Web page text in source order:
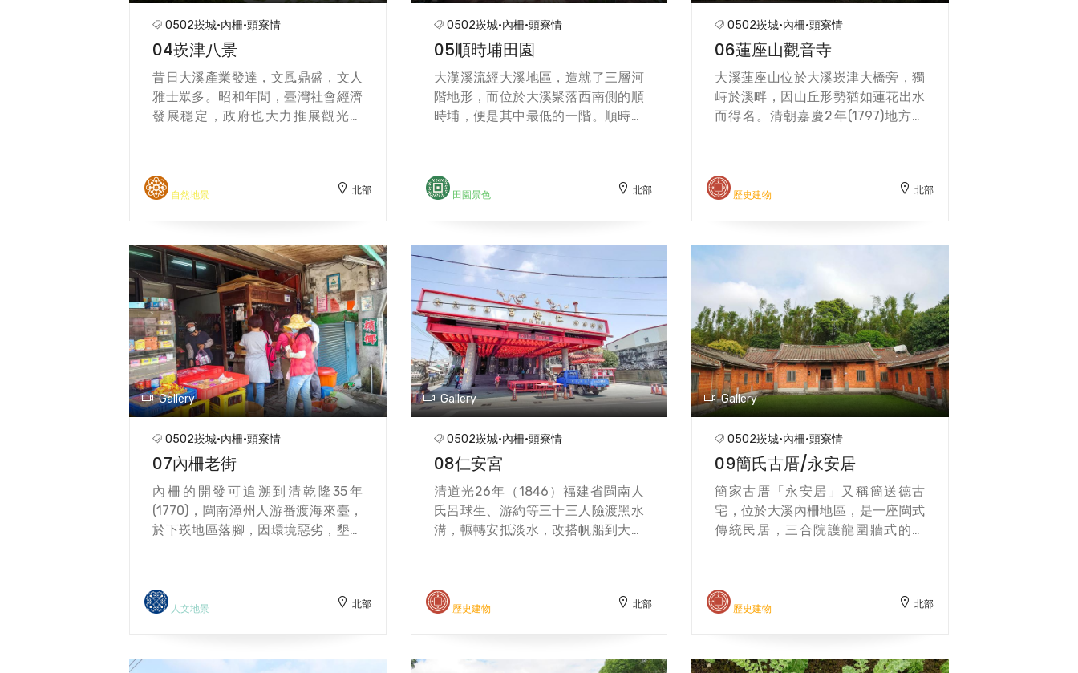
的休憩園區。 【園內具有豐富自然樹
景，樟樹、榕樹、九芎、楓香、茄苳
均為百年老樹，是充滿歷史人文與生
態美景的休憩園區 林炯任】
0502崁城·內柵·頭寮情
04崁津八景
昔日大溪產業發達，文風鼎盛，文人
雅士眾多。昭和年間，臺灣社會經濟
發展穩定，政府也大力推展觀光產
彙集成 飛橋臥波（大溪吊橋）、溪園
聽濤（中正公園）、石門織雨（石門
寺）、角板嵐光（角板山）和鳥嘴含
煙（鳥嘴尖山），合稱「崁津八
景」，成為當時大溪最知名的觀光地
景，傳誦至今，成為地方美談。 【大
溪最知名的觀光地景，傳誦至今，成
為地方美談。 方文樹、林炯任】
自然地景 北部
0502崁城·內柵·頭寮情
05順時埔田園
大漢溪流經大溪地區，造就了三層河
階地形，而位於大溪聚落西南側的順
時埔，便是其中最低的一階。順時埔
為，由於以前出產相思木以供燒製木
炭，在地人通稱作相思埔，國民政府
風貌，不僅美麗田園、水圳、農舍、
古廟、洗衫窟，更多了生動有趣的彩
繪屋牆，在傍晚時分，漫步於順時埔
田園之中，自然而寧靜，彷彿世間塵
囂，皆可拋諸腦後。 【以前出產相思
木以供燒製木炭，在地人通稱作相思
埔，國民政府時期取其音，改稱為順
時埔。 方文樹、林炯任】
田園景色 北部
0502崁城·內柵·頭寮情
06蓮座山觀音寺
大溪蓮座山位於大溪崁津大橋旁，獨
峙於溪畔，因山丘形勢猶如蓮花出水
而得名。清朝嘉慶2年(1797)地方士
官大帝。另一說在嘉慶6年(1801)粵人
鍾房緒考察山水地形後，在此集資建
廟宇倍增莊嚴肅穆。同年，大溪吊橋
竣工，成為河畔兩大地標。二百餘年
來，蓮座山觀音寺為桃竹苗三地客家
族群信仰中心之一，進香信徒眾多，
現為桃園市定古蹟。廟前廣場可遠眺
大漢溪河谷優美景色，「蓮寺曉鐘」
景緻名列大溪八景之一。 【二百餘年
族群信仰中心之一，進香信徒眾多，
現為桃園市定古蹟。廟前廣場可遠眺
大漢溪河谷優美景色，「蓮寺曉鐘」
景緻名列大溪八景之一。 方文樹、林
炯任】
歷史建物 北部
Gallery
0502崁城·內柵·頭寮情
07內柵老街
內柵的開發可追溯到清乾隆35年
(1770)，閩南漳州人游番渡海來臺，
於下崁地區落腳，因環境惡劣，墾地
刺竹、用木頭築柵防禦，因此留有內
柵、外柵地名。人口聚居後，興建廟
作農田外，也有不少從事放柴、放
人文地景 北部
Gallery
0502崁城·內柵·頭寮情
08仁安宮
清道光26年（1846）福建省閩南人
氏呂球生、游約等三十三人險渡黑水
溝，輾轉安抵淡水，改搭帆船到大姑
帥」，隨眾人駐駕在大溪內柵。先民
為敬奉元帥，暫以民宅宗祠供鄉民參
玄壇元帥庇祐護境之恩，眾人戮力於
歷史建物 北部
Gallery
0502崁城·內柵·頭寮情
09簡氏古厝/永安居
簡家古厝「永安居」又稱簡送德古
宅，位於大溪內柵地區，是一座閩式
傳統民居，三合院護龍圍牆式的建
作工精巧的傳統合院建築。 永安居興
建匠師自福建招募，外牆是寬型紅磚
的地方，在於所有階梯、窗戶都屬整
歷史建物 北部